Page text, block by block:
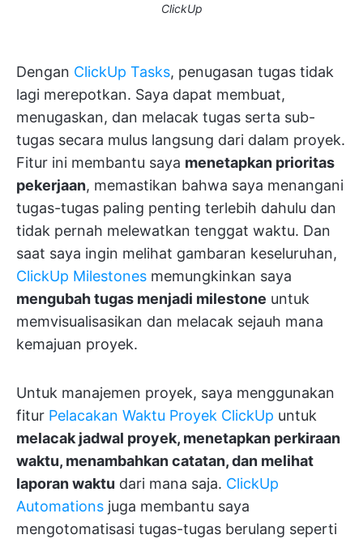
ClickUp
Dengan ClickUp Tasks, penugasan tugas tidak
lagi merepotkan. Saya dapat membuat,
menugaskan, dan melacak tugas serta sub-
tugas secara mulus langsung dari dalam proyek.
Fitur ini membantu saya menetapkan prioritas
pekerjaan, memastikan bahwa saya menangani
tugas-tugas paling penting terlebih dahulu dan
tidak pernah melewatkan tenggat waktu. Dan
saat saya ingin melihat gambaran keseluruhan,
ClickUp Milestones memungkinkan saya
mengubah tugas menjadi milestone untuk
memvisualisasikan dan melacak sejauh mana
kemajuan proyek.
Untuk manajemen proyek, saya menggunakan
fitur Pelacakan Waktu Proyek ClickUp untuk
melacak jadwal proyek, menetapkan perkiraan
waktu, menambahkan catatan, dan melihat
laporan waktu dari mana saja. ClickUp
Automations juga membantu saya
mengotomatisasi tugas-tugas berulang seperti